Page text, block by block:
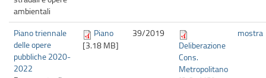
ambientali
Piano triennale
delle opere
pubbliche 2020-
2022
Piano
[3.18 MB]
39/2019
Deliberazione
Cons.
Metropolitano
mostra